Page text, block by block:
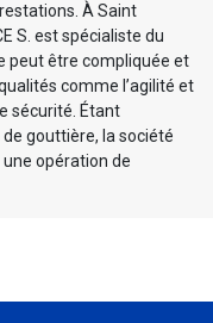
À Saint
S. est spécialiste du
peut être compliquée et
comme l’agilité et
sécurité. Étant
gouttière, la société
opération de